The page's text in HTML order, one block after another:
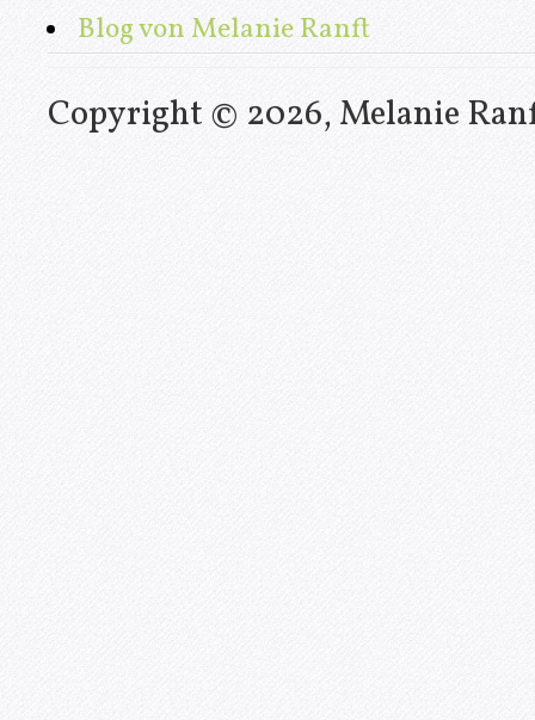
Blog von Melanie Ranft
Copyright © 2026, Melanie